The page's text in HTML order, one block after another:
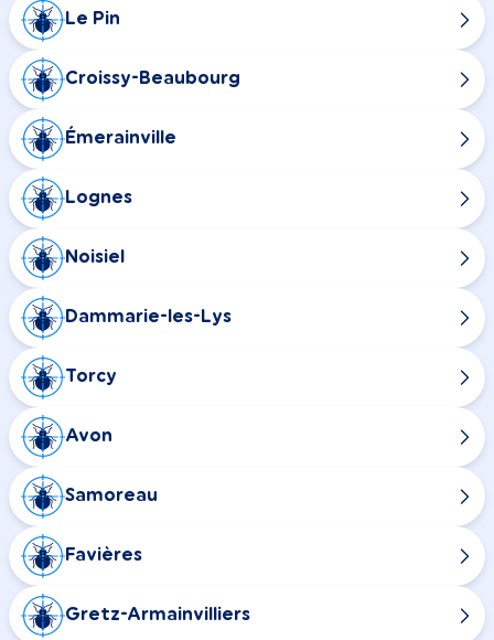
Le Pin
Croissy-Beaubourg
Émerainville
Lognes
Noisiel
Dammarie-les-Lys
Torcy
Avon
Samoreau
Favières
Gretz-Armainvilliers